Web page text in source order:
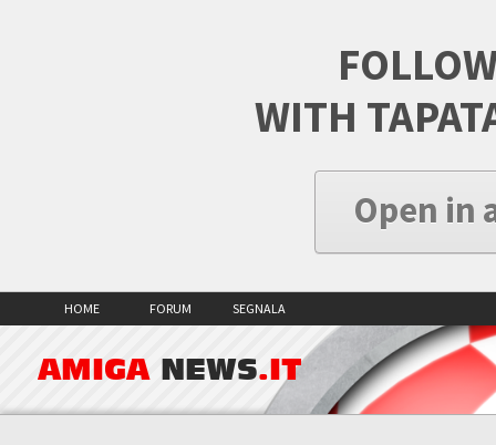
WITH
Open in
HOME FORUM SEGNALA
AMIGA NEWS.IT